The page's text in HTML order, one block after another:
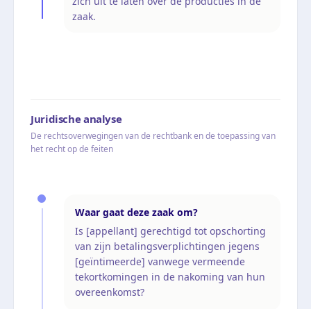
zaak.
Juridische analyse
De rechtsoverwegingen van de rechtbank en de toepassing van
het recht op de feiten
Waar gaat deze zaak om?
Is [appellant] gerechtigd tot opschorting
van zijn betalingsverplichtingen jegens
[geïntimeerde] vanwege vermeende
tekortkomingen in de nakoming van hun
overeenkomst?